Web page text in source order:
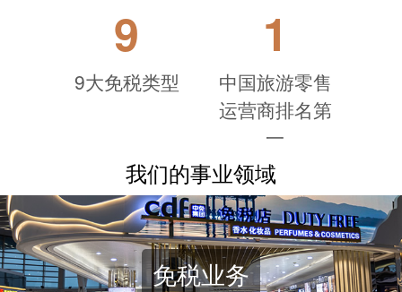
9
9大免税类型
1
中国旅游零售
运营商排名第
一
我们的事业领域
免税业务